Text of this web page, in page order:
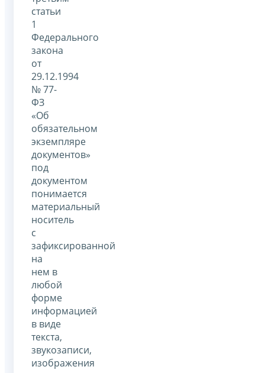
статьи
1
Федерального
закона
от
29.12.1994
№ 77-
ФЗ
«Об
обязательном
экземпляре
документов»
под
документом
понимается
материальный
носитель
с
зафиксированной
на
нем в
любой
форме
информацией
в виде
текста,
звукозаписи,
изображения